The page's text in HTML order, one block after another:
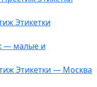
Этикетки
— малые и
Этикетки — Москва